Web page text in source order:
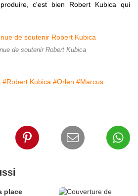
c'est bien Robert Kubica qui
de soutenir Robert Kubica
#Robert Kubica #Orlen #Marcus
place